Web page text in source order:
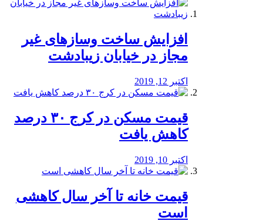
افزایش ساخت وسازهای غیر
مجاز در خیابان زیبادشت
اکتبر 12, 2019
️قیمت مسکن در کرج ۳۰ درصد
کاهش یافت
اکتبر 10, 2019
قیمت خانه تا آخر سال کاهشی
است